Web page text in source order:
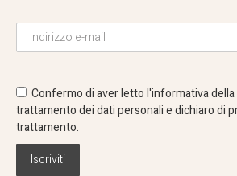
Confermo di aver letto l'informativa della
trattamento dei dati personali e dichiaro di
trattamento.